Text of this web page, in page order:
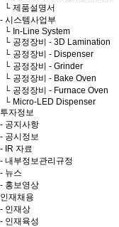
└ 제품설명서
- 시스템사업부
└ In-Line System
└ 공정장비 - 3D Lamination
└ 공정장비 - Dispenser
└ 공정장비 - Grinder
└ 공정장비 - Bake Oven
└ 공정장비 - Furnace Oven
└ Micro-LED Dispenser
투자정보
- 공지사항
- 공시정보
- IR 자료
- 내부정보관리규정
- 뉴스
- 홍보영상
인재채용
- 인재상
- 인재육성